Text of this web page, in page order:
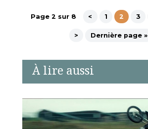
Page 2 sur 8 < 1 2 3
> Dernière page »
À lire aussi